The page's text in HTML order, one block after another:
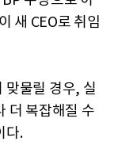
새 CEO로 취임
맞물릴 경우, 실
더 복잡해질 수
다.